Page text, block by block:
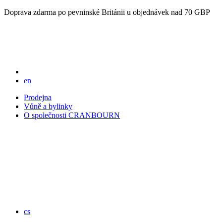
Doprava zdarma po pevninské Británii u objednávek nad 70 GBP
en
Prodejna
Vůně a bylinky
O společnosti CRANBOURN
cs